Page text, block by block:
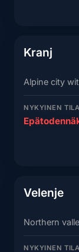
Kranj
Alpine city
NYKYINEN TILA
Velenje
Northern
NYKYINEN TILA